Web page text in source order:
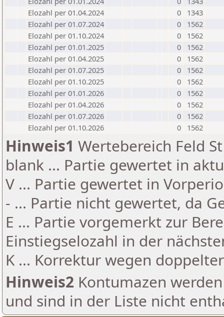
Elozahl per 01.04.2024
0
1343
Elozahl per 01.07.2024
0
1562
Elozahl per 01.10.2024
0
1562
Elozahl per 01.01.2025
0
1562
Elozahl per 01.04.2025
0
1562
Elozahl per 01.07.2025
0
1562
Elozahl per 01.10.2025
0
1562
Elozahl per 01.01.2026
0
1562
Elozahl per 01.04.2026
0
1562
Elozahl per 01.07.2026
0
1562
Elozahl per 01.10.2026
0 1562
Hinweis1 Wertebereich Feld
blank ... Partie gewertet in
V ... Partie gewertet in
- ... Partie nicht gewertet, da
E ... Partie vorgemerkt zur
Einstiegselozahl in der
K ... Korrektur wegen
Hinweis2 Kontumazen
und sind in der Liste nicht